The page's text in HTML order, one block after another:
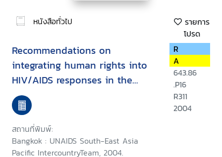
หนังสือทั่วไป
รายการ
โปรด
Recommendations on
integrating human rights into
HIV/AIDS responses in the
Asia-Pacific region
สถานที่พิมพ์:
Bangkok : UNAIDS South-East Asia
Pacific IntercountryTeam, 2004.
R
A
643.86
.P16
R311
2004